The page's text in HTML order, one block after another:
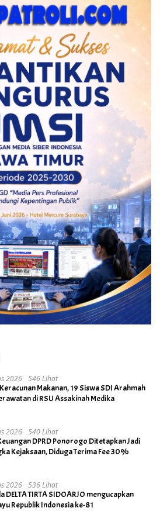
2026 546 Lihat
Makanan, 19 Siswa SDI Arahmah
di RSU Assakinah Medika
2026 540 Lihat
DPRD Ponorogo Ditetapkan Jadi
Kejaksaan, Diduga Terima Fee 30%
2026 536 Lihat
DELTA TIRTA SIDOARJO mengucapkan
Republik Indonesia ke-81